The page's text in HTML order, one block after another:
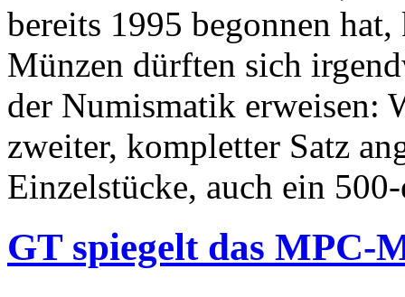
bereits 1995 begonnen
Münzen dürften sich
der Numismatik erweisen:
zweiter, kompletter Satz
Einzelstücke, auch ein
GT spiegelt das MPC-